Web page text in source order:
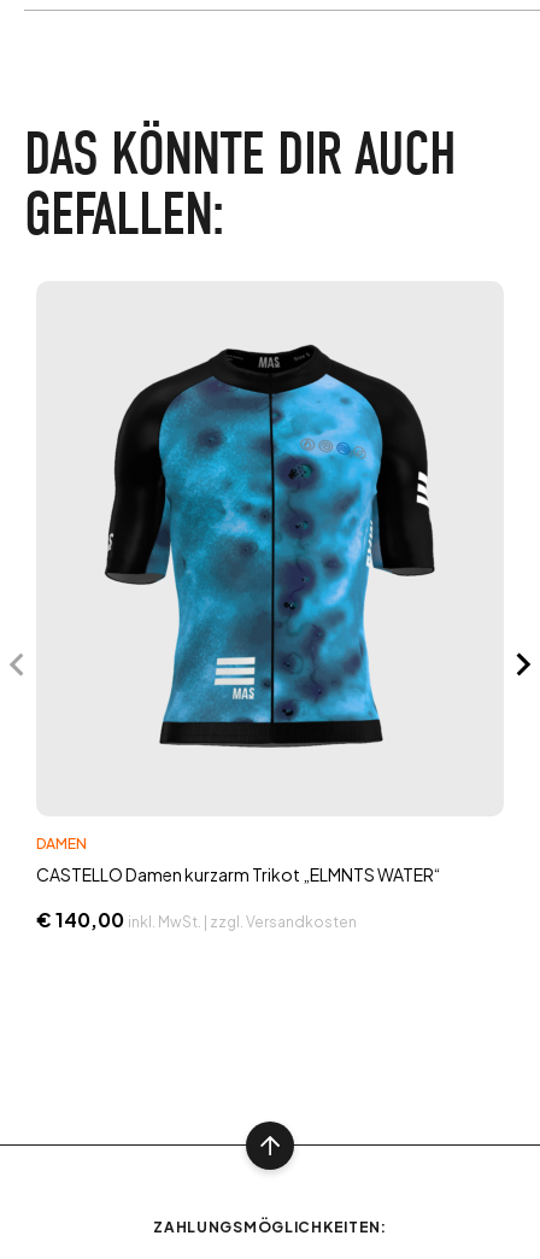
DAS KÖNNTE DIR AUCH
GEFALLEN:
DAMEN
CASTELLO Damen kurzarm Trikot „ELMNTS WATER“
€140,00 inkl. MwSt. | zzgl. Versandkosten
ZAHLUNGSMÖGLICHKEITEN: